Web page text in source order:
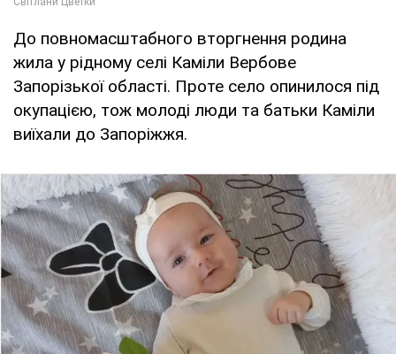
До повномасштабного вторгнення родина
жила у рідному селі Каміли Вербове
Запорізької області. Проте село опинилося під
окупацією, тож молоді люди та батьки Каміли
виїхали до Запоріжжя.